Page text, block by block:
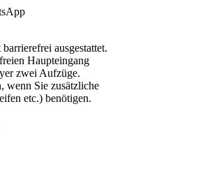
ausgestattet.
Haupteingang
zwei Aufzüge.
wenn Sie zusätzliche
etc.) benötigen.